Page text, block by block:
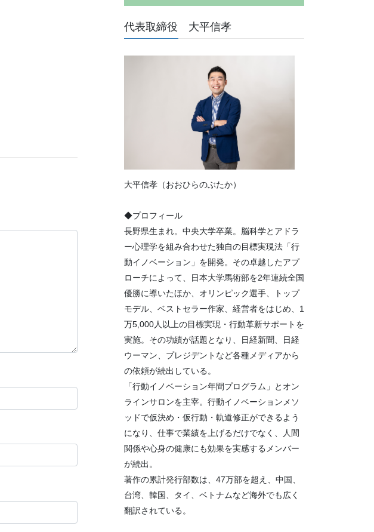
代表取締役 大平信孝
大平信孝（おおひらのぶたか）
◆プロフィール
長野県生まれ。中央大学卒業。脳科学とアドラ
ー心理学を組み合わせた独自の目標実現法「行
動イノベーション」を開発。その卓越したアプ
ローチによって、日本大学馬術部を2年連続全国
優勝に導いたほか、オリンピック選手、トップ
モデル、ベストセラー作家、経営者をはじめ、1
万5,000人以上の目標実現・行動革新サポートを
実施。その功績が話題となり、日経新聞、日経
ウーマン、プレジデントなど各種メディアから
の依頼が続出している。
「行動イノベーション年間プログラム」とオン
ラインサロンを主宰。行動イノベーションメソ
ッドで仮決め・仮行動・軌道修正ができるよう
になり、仕事で業績を上げるだけでなく、人間
関係や心身の健康にも効果を実感するメンバー
が続出。
著作の累計発行部数は、47万部を超え、中国、
台湾、韓国、タイ、ベトナムなど海外でも広く
翻訳されている。